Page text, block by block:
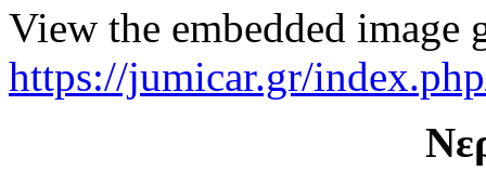
View the embedded image
https://jumicar.gr/